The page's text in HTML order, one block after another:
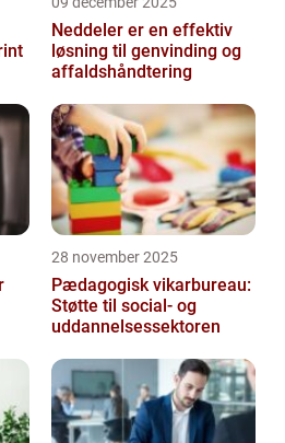
Neddeler er en effektiv
løsning til genvinding og
affaldshåndtering
28 november 2025
Pædagogisk vikarbureau:
Støtte til social- og
uddannelsessektoren